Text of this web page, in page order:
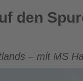
Dudelsack und
den
– mit MS